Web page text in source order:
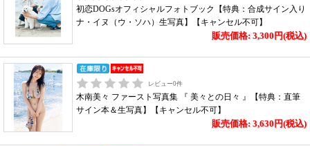
初恋DOGsオフィシャルフォトブック【特典：合成サイン入り
ナ・イヌ（ウ・ソハ）生写真】【キャンセル不可】
販売価格: 3,300円(税込)
レビュー0件
木南美々 ファースト写真集 『 美々との日々 』【特典：直筆
サイン本＆生写真】【キャンセル不可】
販売価格: 3,630円(税込)